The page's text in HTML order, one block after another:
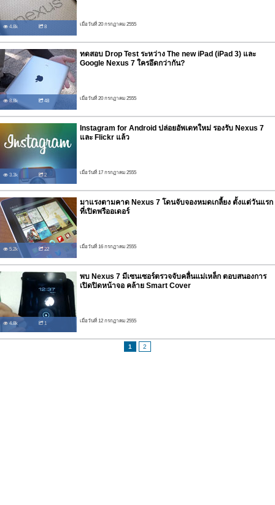
4.8k 8 เมื่อวันที่ 20 กรกฏาคม 2555
8.8k 48
ทดสอบ Drop Test ระหว่าง The new iPad (iPad 3) และ
Google Nexus 7 ใครอึดกว่ากัน?
เมื่อวันที่ 20 กรกฏาคม 2555
3.3k 2
Instagram for Android ปล่อยอัพเดทใหม่ รองรับ Nexus 7
และ Flickr แล้ว
เมื่อวันที่ 17 กรกฏาคม 2555
5.2k 22
มาแรงตามคาด Nexus 7 โดนจับจองหมดเกลี้ยง ตั้งแต่วันแรก
ที่เปิดพรีออเดอร์
เมื่อวันที่ 16 กรกฏาคม 2555
4.8k 1
พบ Nexus 7 มีเซนเซอร์ตรวจจับคลื่นแม่เหล็ก ตอบสนองการ
เปิดปิดหน้าจอ คล้าย Smart Cover
เมื่อวันที่ 12 กรกฏาคม 2555
1 2